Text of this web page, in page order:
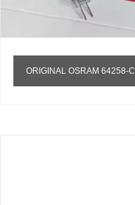
ORIGINAL OSRAM 64258-C 12V 20W AVEC SOURCE DE LUMIÈRE D'INSTRUMENT BIOCHIMIQUE UV LAMPE HALOGÈNE